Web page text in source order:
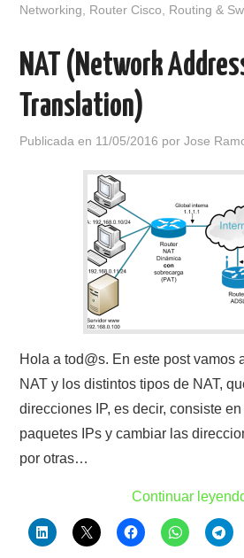
Networking Router Cisco Routing &
NAT (Network
Translation)
Publicada en 11/05/2016 porJose
Hola a tod@s. En este post vamos
NAT y los distintos tipos de NAT,
direcciones IP, es decir, consiste
paquetes IPs y cambiar las
por otras…
Continuar